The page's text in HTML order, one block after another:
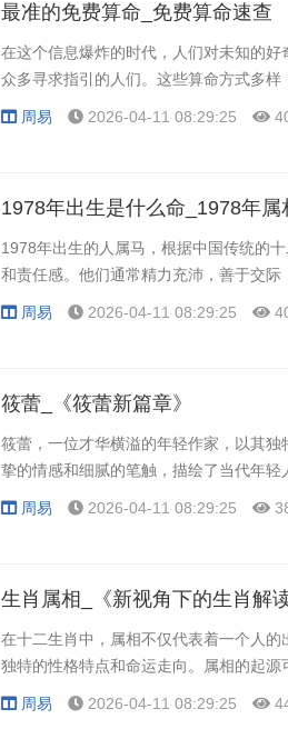
最准的免费算命_免费算命速查
在这个信息爆炸的时代，人们对未知的好
众多寻求指引的人们。这些算命方式多
周易 2026-04-11 08:29:25
1978年出生是什么命_1978年属
1978年出生的人属马，根据中国传统的
和责任感。他们通常精力充沛，善于交
周易 2026-04-11 08:29:25
筱蕾_《筱蕾新篇章》
筱蕾，一位才华横溢的年轻作家，以其
挚的情感和细腻的笔触，描绘了当代年
周易 2026-04-11 08:29:25
在十二生肖中，属相不仅代表着一个人
独特的性格特点和命运走向。属相的起
周易 2026-04-11 08:29:25